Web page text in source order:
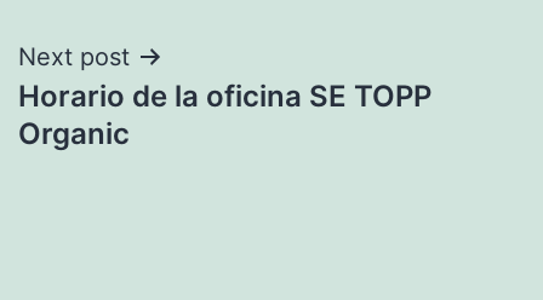
Next post
Horario de la oficina SE TOPP
Organic